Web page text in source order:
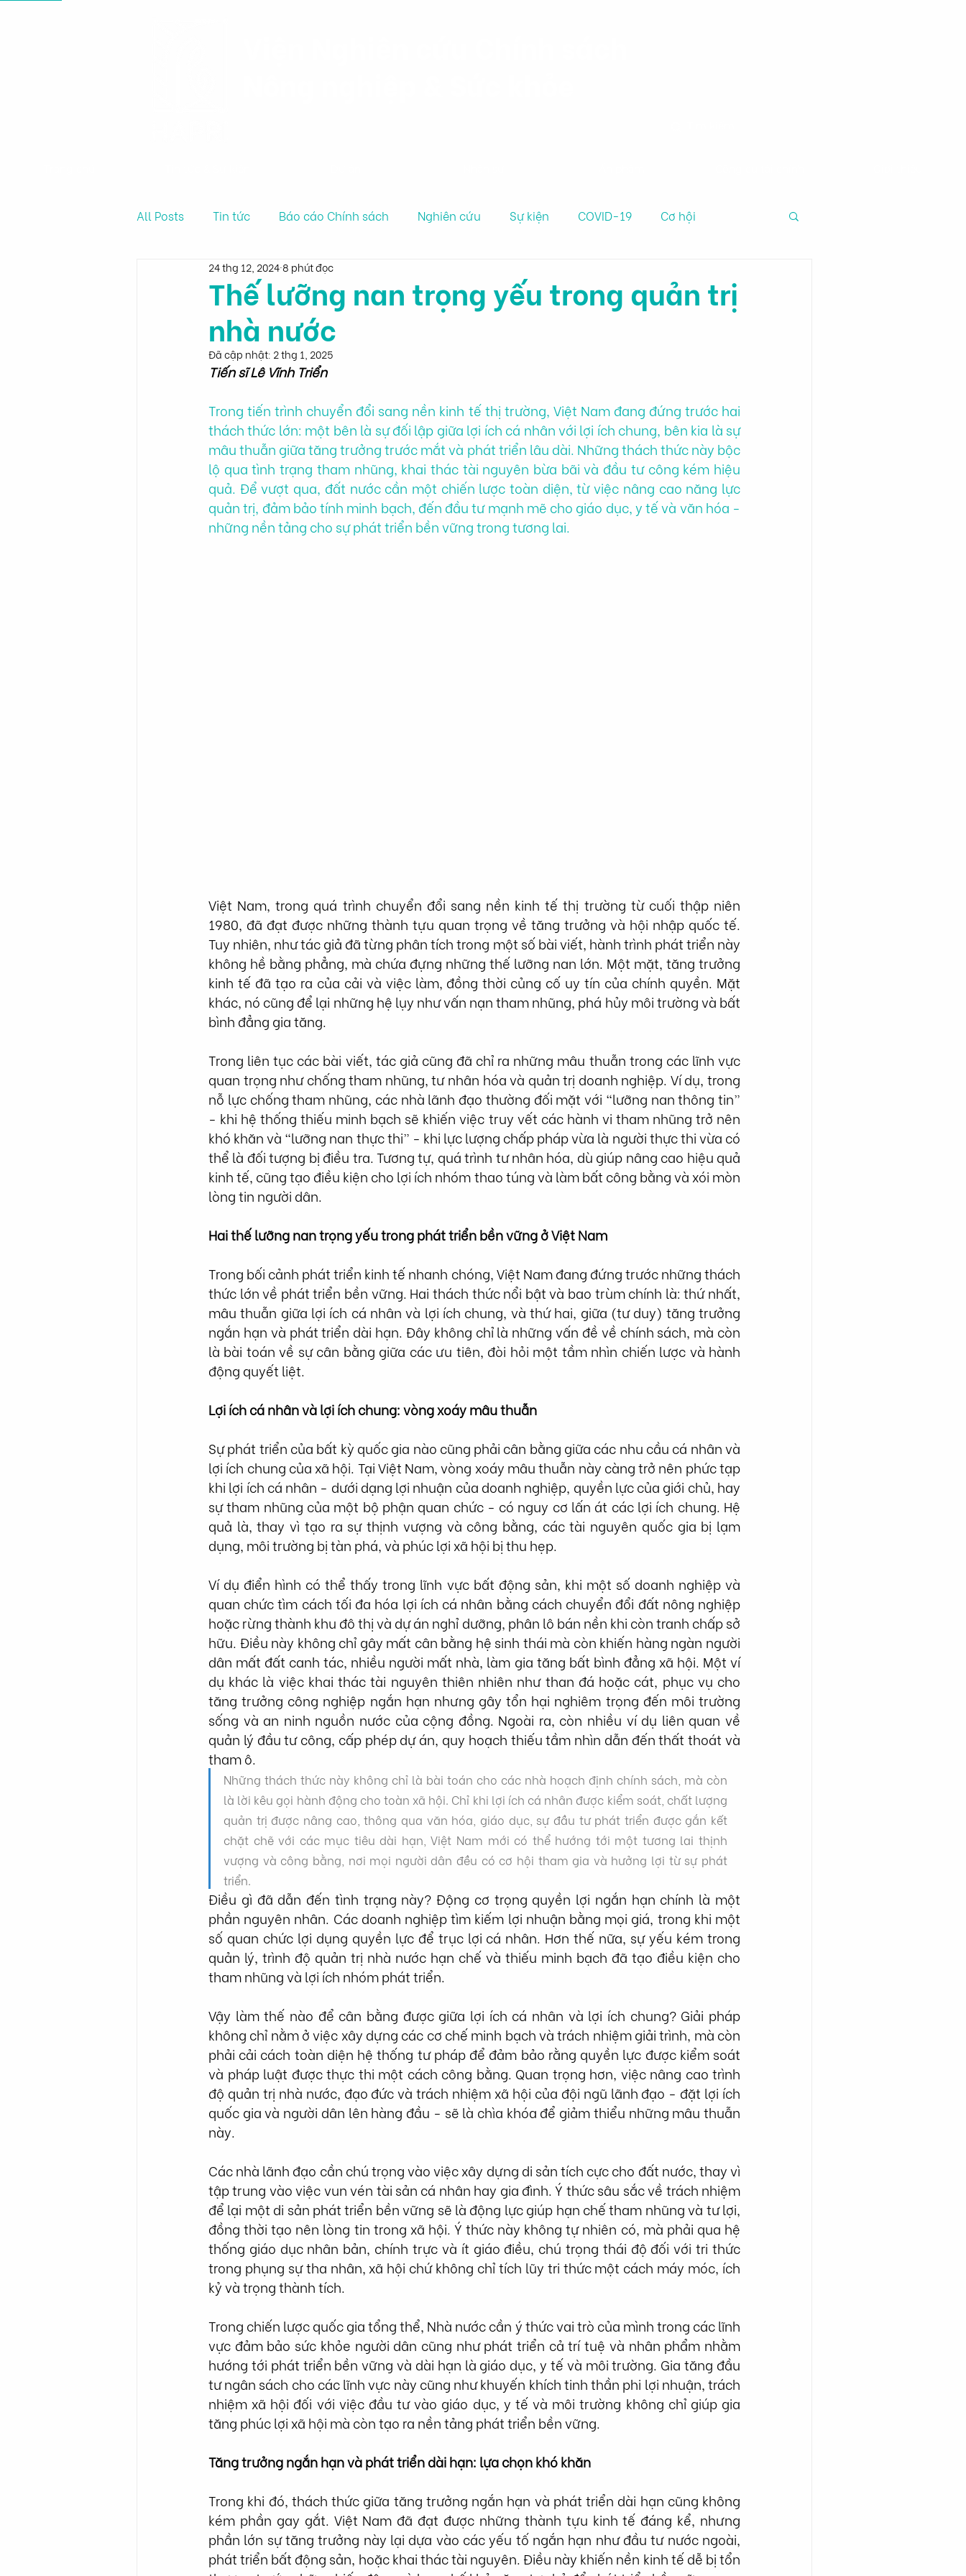
All Posts Tin tức Báo cáo Chính sách Nghiên cứu Sự kiện COVID-19 Cơ hội
Thế lưỡng nan trọng yếu trong quản trị
nhà nước
24 thg 12, 20248 phút đọc
Đã cập nhật: 2 thg 1, 2025
Tiến sĩ Lê Vĩnh Triển
Trong tiến trình chuyển đổi sang nền kinh tế thị trường, Việt Nam đang đứng trước hai
thách thức lớn: một bên là sự đối lập giữa lợi ích cá nhân với lợi ích chung, bên kia là sự
mâu thuẫn giữa tăng trưởng trước mắt và phát triển lâu dài. Những thách thức này bộc
lộ qua tình trạng tham nhũng, khai thác tài nguyên bừa bãi và đầu tư công kém hiệu
quả. Để vượt qua, đất nước cần một chiến lược toàn diện, từ việc nâng cao năng lực
quản trị, đảm bảo tính minh bạch, đến đầu tư mạnh mẽ cho giáo dục, y tế và văn hóa -
những nền tảng cho sự phát triển bền vững trong tương lai.
Việt Nam, trong quá trình chuyển đổi sang nền kinh tế thị trường từ cuối thập niên
1980, đã đạt được những thành tựu quan trọng về tăng trưởng và hội nhập quốc tế.
Tuy nhiên, như tác giả đã từng phân tích trong một số bài viết, hành trình phát triển này
không hề bằng phẳng, mà chứa đựng những thế lưỡng nan lớn. Một mặt, tăng trưởng
kinh tế đã tạo ra của cải và việc làm, đồng thời củng cố uy tín của chính quyền. Mặt
khác, nó cũng để lại những hệ lụy như vấn nạn tham nhũng, phá hủy môi trường và bất
bình đẳng gia tăng.
Trong liên tục các bài viết, tác giả cũng đã chỉ ra những mâu thuẫn trong các lĩnh vực
quan trọng như chống tham nhũng, tư nhân hóa và quản trị doanh nghiệp. Ví dụ, trong
nỗ lực chống tham nhũng, các nhà lãnh đạo thường đối mặt với “lưỡng nan thông tin”
- khi hệ thống thiếu minh bạch sẽ khiến việc truy vết các hành vi tham nhũng trở nên
khó khăn và “lưỡng nan thực thi” - khi lực lượng chấp pháp vừa là người thực thi vừa có
thể là đối tượng bị điều tra. Tương tự, quá trình tư nhân hóa, dù giúp nâng cao hiệu quả
kinh tế, cũng tạo điều kiện cho lợi ích nhóm thao túng và làm bất công bằng và xói mòn
lòng tin người dân.
Hai thế lưỡng nan trọng yếu trong phát triển bền vững ở Việt Nam
Trong bối cảnh phát triển kinh tế nhanh chóng, Việt Nam đang đứng trước những thách
thức lớn về phát triển bền vững. Hai thách thức nổi bật và bao trùm chính là: thứ nhất,
mâu thuẫn giữa lợi ích cá nhân và lợi ích chung, và thứ hai, giữa (tư duy) tăng trưởng
ngắn hạn và phát triển dài hạn. Đây không chỉ là những vấn đề về chính sách, mà còn
là bài toán về sự cân bằng giữa các ưu tiên, đòi hỏi một tầm nhìn chiến lược và hành
động quyết liệt.
Lợi ích cá nhân và lợi ích chung: vòng xoáy mâu thuẫn
Sự phát triển của bất kỳ quốc gia nào cũng phải cân bằng giữa các nhu cầu cá nhân và
lợi ích chung của xã hội. Tại Việt Nam, vòng xoáy mâu thuẫn này càng trở nên phức tạp
khi lợi ích cá nhân - dưới dạng lợi nhuận của doanh nghiệp, quyền lực của giới chủ, hay
sự tham nhũng của một bộ phận quan chức - có nguy cơ lấn át các lợi ích chung. Hệ
quả là, thay vì tạo ra sự thịnh vượng và công bằng, các tài nguyên quốc gia bị lạm
dụng, môi trường bị tàn phá, và phúc lợi xã hội bị thu hẹp.
Ví dụ điển hình có thể thấy trong lĩnh vực bất động sản, khi một số doanh nghiệp và
quan chức tìm cách tối đa hóa lợi ích cá nhân bằng cách chuyển đổi đất nông nghiệp
hoặc rừng thành khu đô thị và dự án nghỉ dưỡng, phân lô bán nền khi còn tranh chấp sở
hữu. Điều này không chỉ gây mất cân bằng hệ sinh thái mà còn khiến hàng ngàn người
dân mất đất canh tác, nhiều người mất nhà, làm gia tăng bất bình đẳng xã hội. Một ví
dụ khác là việc khai thác tài nguyên thiên nhiên như than đá hoặc cát, phục vụ cho
tăng trưởng công nghiệp ngắn hạn nhưng gây tổn hại nghiêm trọng đến môi trường
sống và an ninh nguồn nước của cộng đồng. Ngoài ra, còn nhiều ví dụ liên quan về
quản lý đầu tư công, cấp phép dự án, quy hoạch thiếu tầm nhìn dẫn đến thất thoát và
tham ô.
Những thách thức này không chỉ là bài toán cho các nhà hoạch định chính sách, mà còn
là lời kêu gọi hành động cho toàn xã hội. Chỉ khi lợi ích cá nhân được kiểm soát, chất lượng
quản trị được nâng cao, thông qua văn hóa, giáo dục, sự đầu tư phát triển được gắn kết
chặt chẽ với các mục tiêu dài hạn, Việt Nam mới có thể hướng tới một tương lai thịnh
vượng và công bằng, nơi mọi người dân đều có cơ hội tham gia và hưởng lợi từ sự phát
triển.
Điều gì đã dẫn đến tình trạng này? Động cơ trọng quyền lợi ngắn hạn chính là một
phần nguyên nhân. Các doanh nghiệp tìm kiếm lợi nhuận bằng mọi giá, trong khi một
số quan chức lợi dụng quyền lực để trục lợi cá nhân. Hơn thế nữa, sự yếu kém trong
quản lý, trình độ quản trị nhà nước hạn chế và thiếu minh bạch đã tạo điều kiện cho
tham nhũng và lợi ích nhóm phát triển.
Vậy làm thế nào để cân bằng được giữa lợi ích cá nhân và lợi ích chung? Giải pháp
không chỉ nằm ở việc xây dựng các cơ chế minh bạch và trách nhiệm giải trình, mà còn
phải cải cách toàn diện hệ thống tư pháp để đảm bảo rằng quyền lực được kiểm soát
và pháp luật được thực thi một cách công bằng. Quan trọng hơn, việc nâng cao trình
độ quản trị nhà nước, đạo đức và trách nhiệm xã hội của đội ngũ lãnh đạo - đặt lợi ích
quốc gia và người dân lên hàng đầu - sẽ là chìa khóa để giảm thiểu những mâu thuẫn
này.
Các nhà lãnh đạo cần chú trọng vào việc xây dựng di sản tích cực cho đất nước, thay vì
tập trung vào việc vun vén tài sản cá nhân hay gia đình. Ý thức sâu sắc về trách nhiệm
để lại một di sản phát triển bền vững sẽ là động lực giúp hạn chế tham nhũng và tư lợi,
đồng thời tạo nên lòng tin trong xã hội. Ý thức này không tự nhiên có, mà phải qua hệ
thống giáo dục nhân bản, chính trực và ít giáo điều, chú trọng thái độ đối với tri thức
trong phụng sự tha nhân, xã hội chứ không chỉ tích lũy tri thức một cách máy móc, ích
kỷ và trọng thành tích.
Trong chiến lược quốc gia tổng thể, Nhà nước cần ý thức vai trò của mình trong các lĩnh
vực đảm bảo sức khỏe người dân cũng như phát triển cả trí tuệ và nhân phẩm nhằm
hướng tới phát triển bền vững và dài hạn là giáo dục, y tế và môi trường. Gia tăng đầu
tư ngân sách cho các lĩnh vực này cũng như khuyến khích tinh thần phi lợi nhuận, trách
nhiệm xã hội đối với việc đầu tư vào giáo dục, y tế và môi trường không chỉ giúp gia
tăng phúc lợi xã hội mà còn tạo ra nền tảng phát triển bền vững.
Tăng trưởng ngắn hạn và phát triển dài hạn: lựa chọn khó khăn
Trong khi đó, thách thức giữa tăng trưởng ngắn hạn và phát triển dài hạn cũng không
kém phần gay gắt. Việt Nam đã đạt được những thành tựu kinh tế đáng kể, nhưng
phần lớn sự tăng trưởng này lại dựa vào các yếu tố ngắn hạn như đầu tư nước ngoài,
phát triển bất động sản, hoặc khai thác tài nguyên. Điều này khiến nền kinh tế dễ bị tổn